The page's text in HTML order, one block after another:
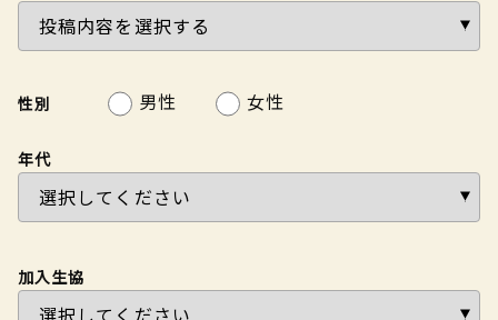
性別 男性 女性
年代
加入生協